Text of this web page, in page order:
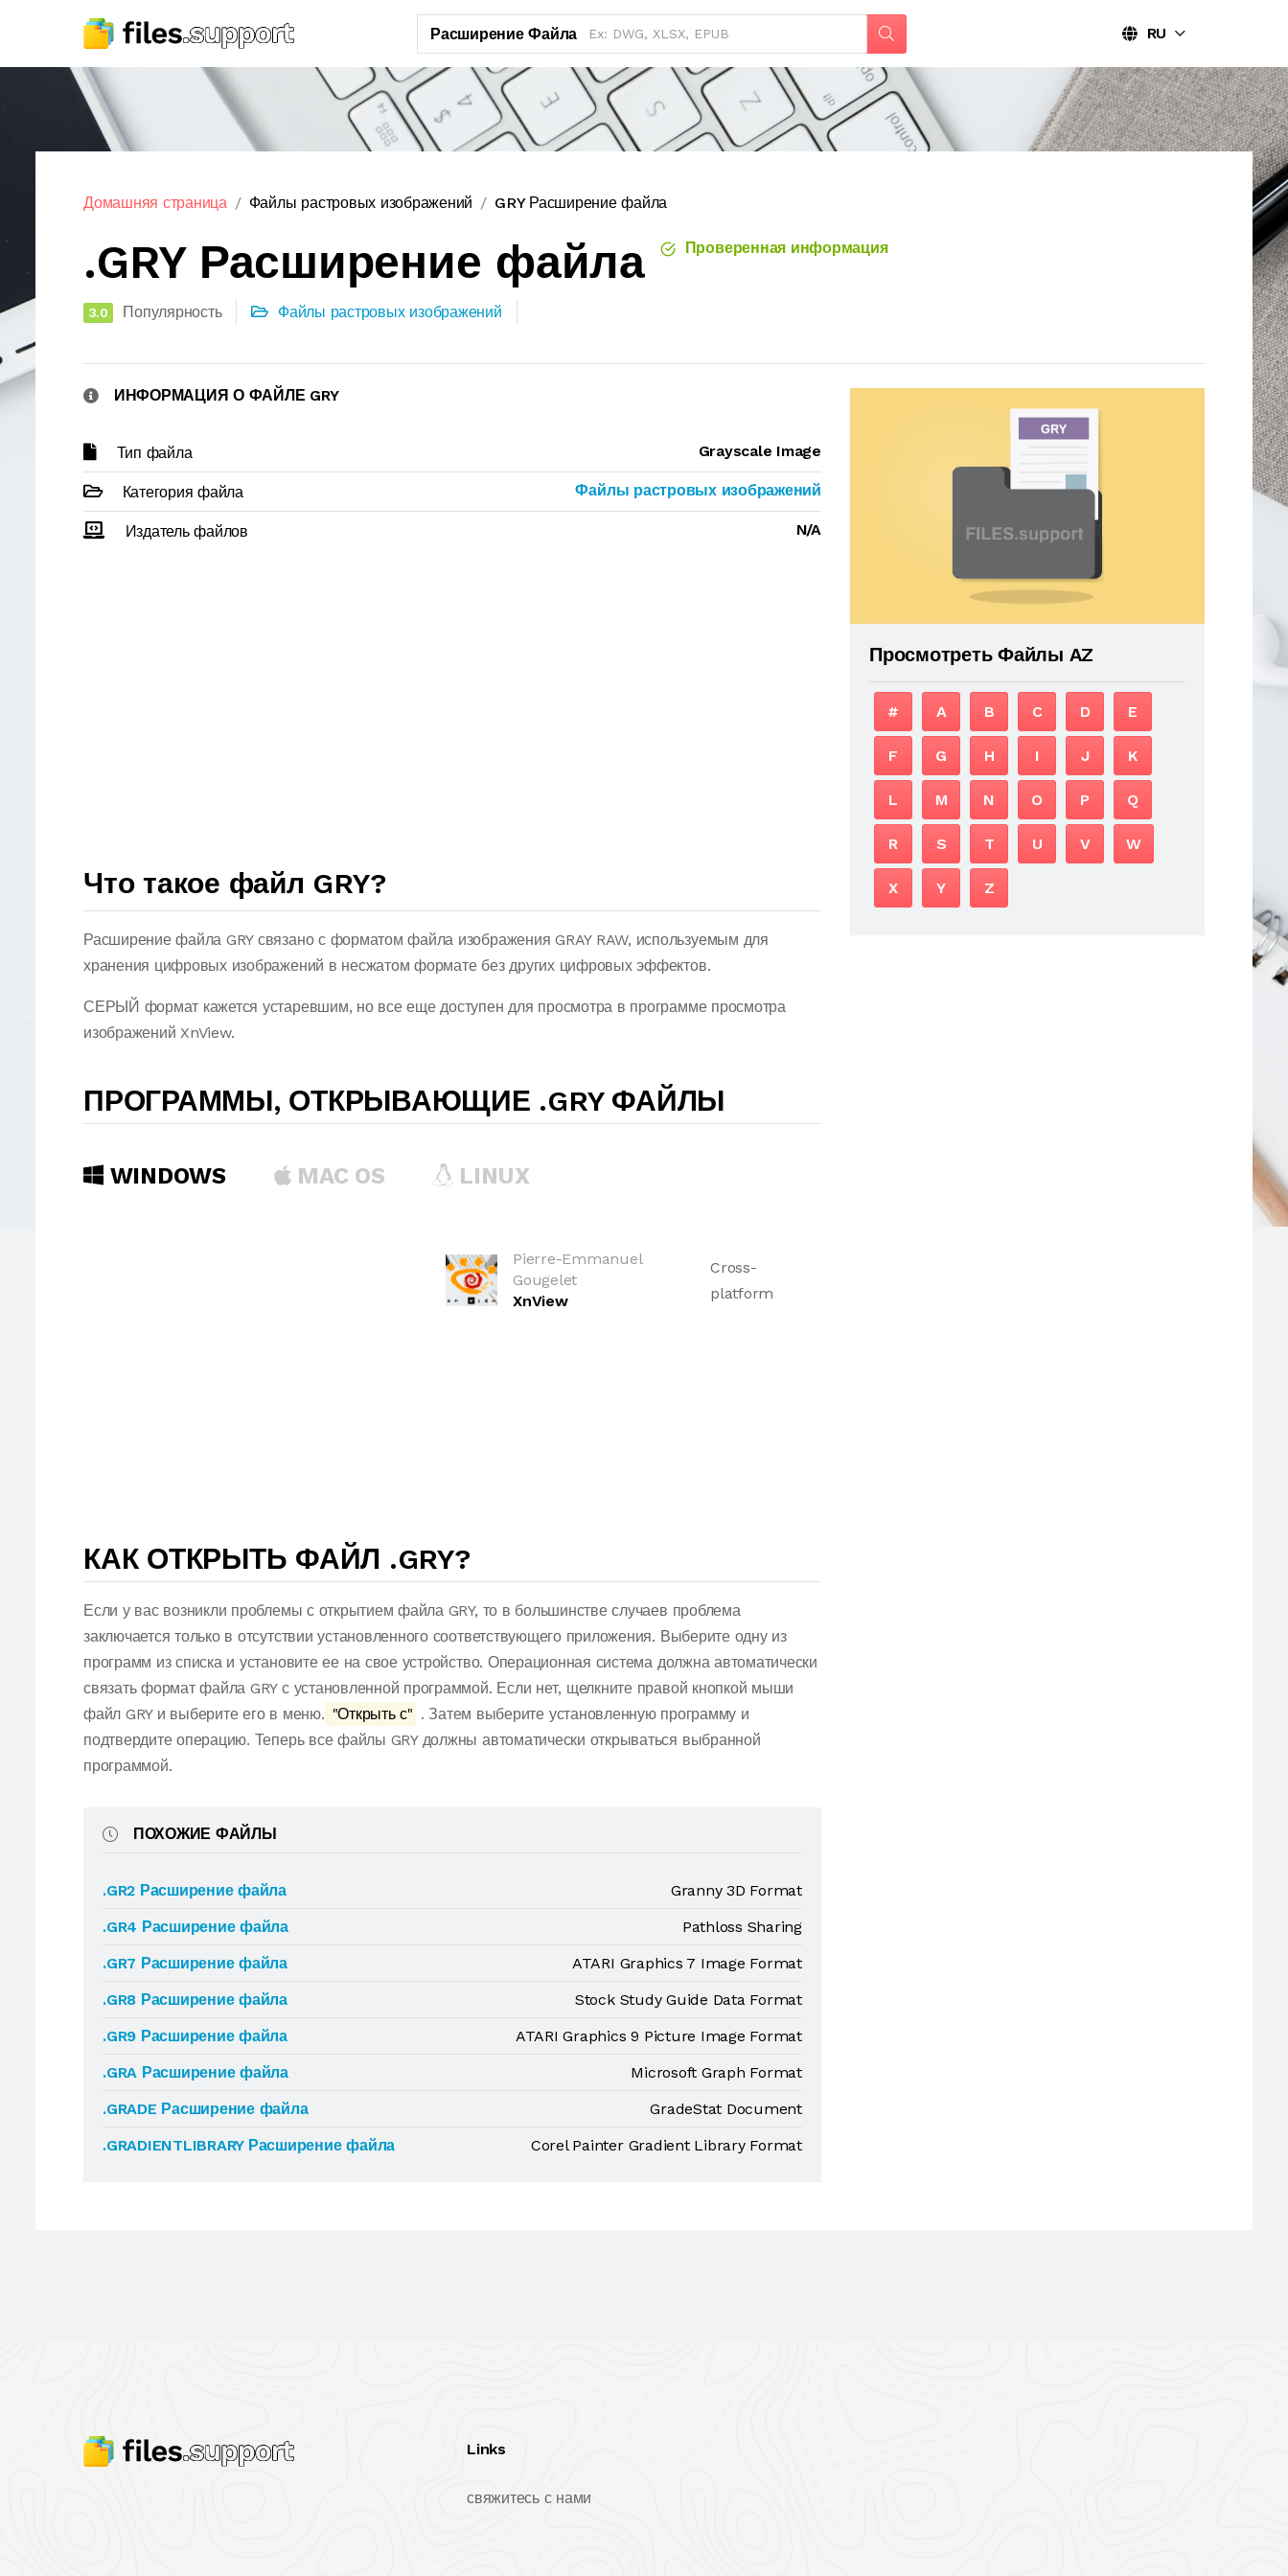
Расширение Файла RU
Домашняя страница Файлы растровых изображений GRY Расширение файла
.GRY Расширение файла Проверенная информация
3.0 Популярность Файлы растровых изображений
ИНФОРМАЦИЯ О ФАЙЛЕ GRY
Тип файла Grayscale Image
Категория файла Файлы растровых изображений
Издатель файлов N/A
Что такое файл GRY?
Расширение файла GRY связано с форматом файла изображения GRAY RAW, используемым для
хранения цифровых изображений в несжатом формате без других цифровых эффектов.
СЕРЫЙ формат кажется устаревшим, но все еще доступен для просмотра в программе просмотра
изображений XnView.
ПРОГРАММЫ, ОТКРЫВАЮЩИЕ .GRY ФАЙЛЫ
WINDOWS MAC OS LINUX
Pierre-Emmanuel
Gougelet
XnView
Cross-
platform
КАК ОТКРЫТЬ ФАЙЛ .GRY?
Если у вас возникли проблемы с открытием файла GRY, то в большинстве случаев проблема
заключается только в отсутствии установленного соответствующего приложения. Выберите одну из
программ из списка и установите ее на свое устройство. Операционная система должна автоматически
связать формат файла GRY с установленной программой. Если нет, щелкните правой кнопкой мыши
файл GRY и выберите его в меню. "Открыть с" . Затем выберите установленную программу и
подтвердите операцию. Теперь все файлы GRY должны автоматически открываться выбранной
программой.
ПОХОЖИЕ ФАЙЛЫ
.GR2 Расширение файла
Granny 3D Format
.GR4 Расширение файла
Pathloss Sharing
.GR7 Расширение файла
ATARI Graphics 7 Image Format
.GR8 Расширение файла
Stock Study Guide Data Format
.GR9 Расширение файла
ATARI Graphics 9 Picture Image Format
.GRA Расширение файла
Microsoft Graph Format
.GRADE Расширение файла
GradeStat Document
.GRADIENTLIBRARY Расширение файла
Corel Painter Gradient Library Format
Просмотреть Файлы AZ
# A B C D E
F G H I J K
L M N O P Q
R S T U V W
X Y Z
Links
свяжитесь с нами